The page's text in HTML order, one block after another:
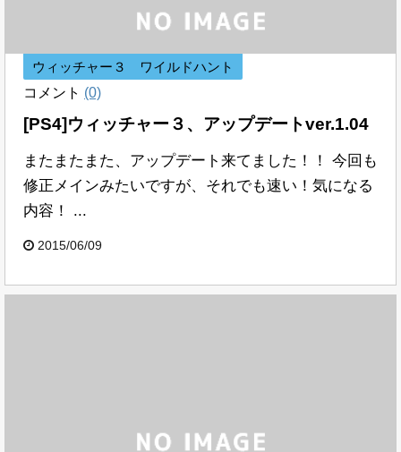
ウィッチャー３ ワイルドハント
コメント (0)
[PS4]ウィッチャー３、アップデートver.1.04
またまたまた、アップデート来てました！！ 今回も
修正メインみたいですが、それでも速い！気になる
内容！ ...
2015/06/09